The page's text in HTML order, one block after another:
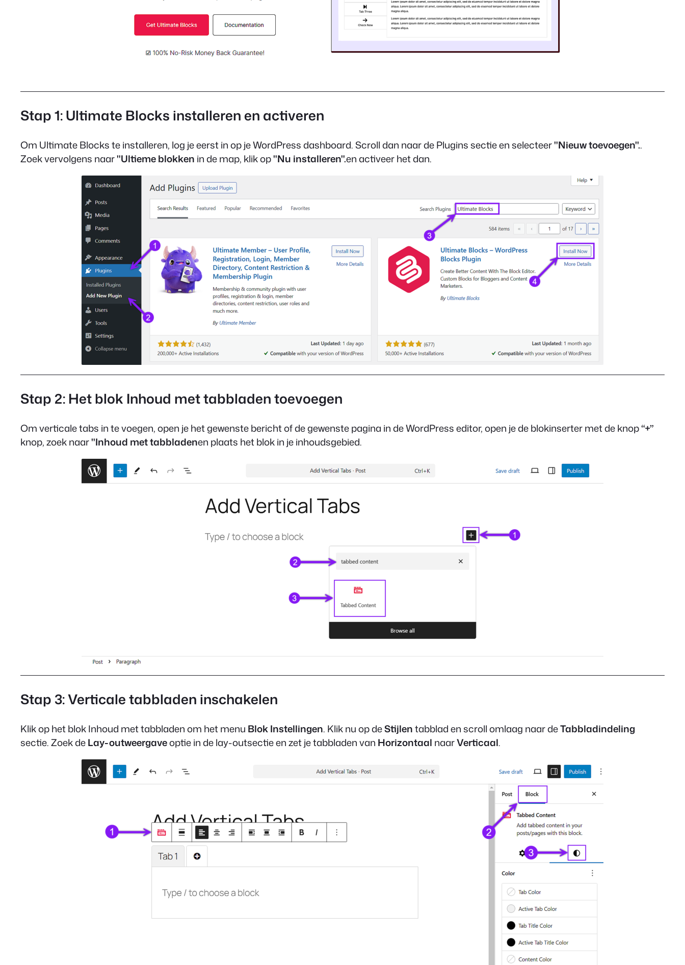
Stap 1: Ultimate Blocks installeren en activeren
Om Ultimate Blocks te installeren, log je eerst in op je WordPress dashboard. Scroll dan naar de Plugins sectie en selecteer"Nieuw toevoegen"..
Zoek vervolgens naar"Ultieme blokken in de map, klik op"Nu installeren".en activeer het dan.
Stap 2: Het blok Inhoud met tabbladen toevoegen
Om verticale tabs in te voegen, open je het gewenste bericht of de gewenste pagina in de WordPress editor, open je de blokinserter met de knop“+”
knop, zoek naar"Inhoud met tabbladenen plaats het blok in je inhoudsgebied.
Stap 3: Verticale tabbladen inschakelen
Klik op het blok Inhoud met tabbladen om het menu Blok Instellingen. Klik nu op deStijlentabblad en scroll omlaag naar deTabbladindeling
sectie. Zoek deLay-outweergaveoptie in de lay-outsectie en zet je tabbladen van Horizontaal naarVerticaal.